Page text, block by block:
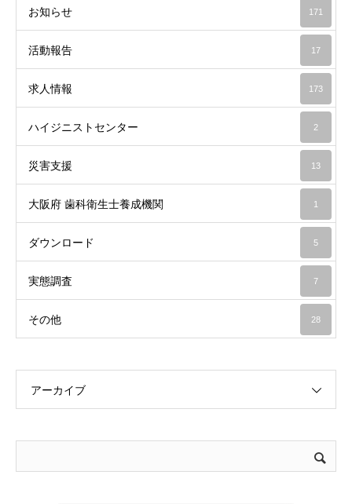
お知らせ 171
活動報告 17
求人情報 173
ハイジニストセンター 2
災害支援 13
大阪府 歯科衛生士養成機関 1
ダウンロード 5
実態調査 7
その他 28
アーカイブ